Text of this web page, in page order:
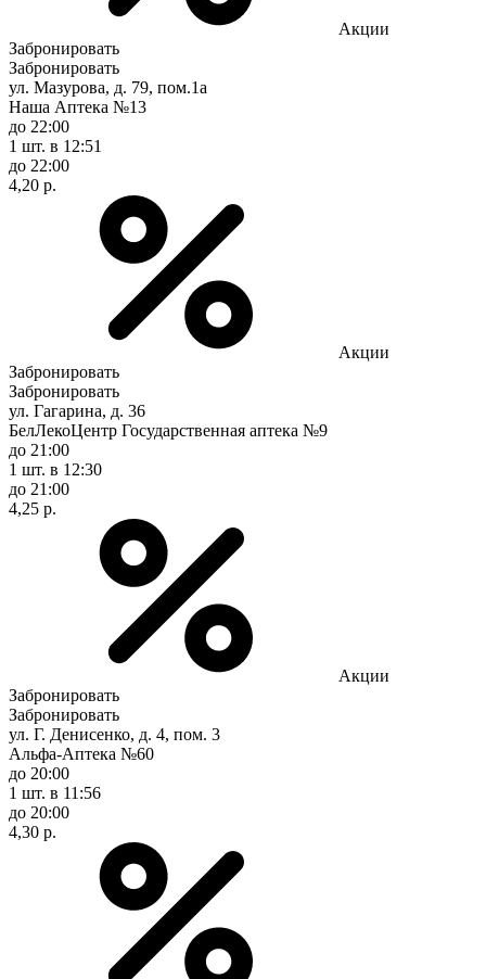
Акции
Забронировать
Забронировать
ул. Мазурова, д. 79, пом.1а
Наша Аптека №13
до 22:00
1 шт. в 12:51
до 22:00
4,20 р.
Акции
Забронировать
Забронировать
ул. Гагарина, д. 36
БелЛекоЦентр Государственная аптека №9
до 21:00
1 шт. в 12:30
до 21:00
4,25 р.
Акции
Забронировать
Забронировать
ул. Г. Денисенко, д. 4, пом. 3
Альфа-Аптека №60
до 20:00
1 шт. в 11:56
до 20:00
4,30 р.